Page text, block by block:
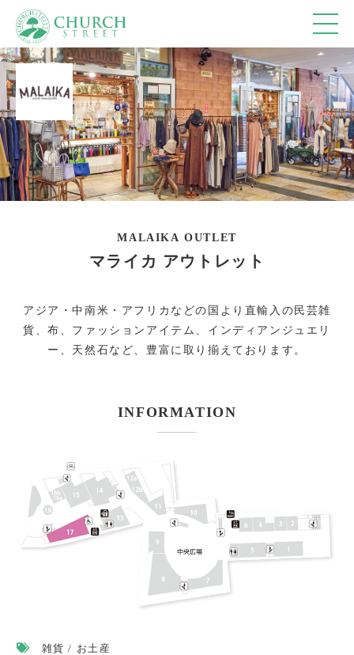
ショップ 10:00-18:00
カフェ 10:00-18:00 (Lo17:30)
レストラン
11:00-15:30 (Lo15:00)
17:30-20:30 (Lo20:00)
※休館日、冬季(12月～3月)営業時間の詳細は、営
フロアマップ
アクセス＆営業時間
バス(マイクロ含む)の駐車
ニュース＆イベント
お問い合わせ
イベント募集
リクルート情報
MALAIKA OUTLET
マライカ アウトレット
アジア・中南米・アフリカなどの国より直輸入の民芸雑
貨、布、ファッションアイテム、インディアンジュエリ
ー、天然石など、豊富に取り揃えております。
INFORMATION
雑貨 / お土産